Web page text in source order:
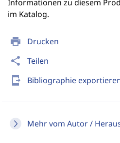
print Drucken
share Teilen
send_to_mobile Bibliographie
Mehr vom Autor /
Informationen zu diesem
im Katalog.